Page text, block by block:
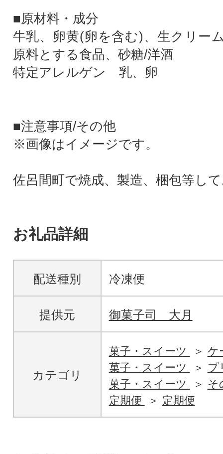
■原材料・成分
牛乳、卵黄(卵を含む)、生クリー
原料とする食品、砂糖/洋酒
特定アレルゲン 乳、卵
■注意事項/その他
※画像はイメージです。
佐呂間町で焼成、製造、梱包等し
お礼品詳細
配送種別 冷凍便
提供元 御菓子司 大月
カテゴリ
菓子・スイーツ
ケ
菓子・スイーツ
プ
菓子・スイーツ
そ
定期便
定期便